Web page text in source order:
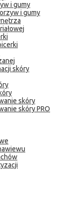
i gumy
i gumy
skóry
skóry
skóry PRO